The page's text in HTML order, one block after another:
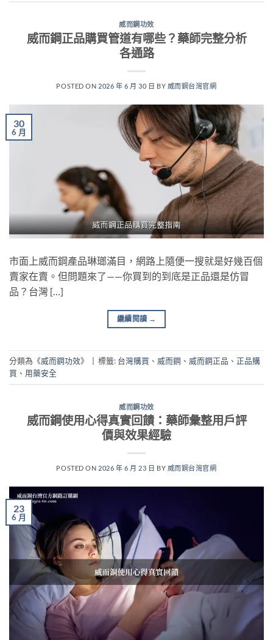
威而鋼功效
威而鋼正品購買管道有哪些？藥師完整分析
各通路
POSTED ON 2026 年 6 月 30 日 BY 威而鋼台灣官網
30
6 月
市面上威而鋼產品琳瑯滿目，網路上隨便一搜就是好幾百個
賣家在賣。但問題來了——你買到的到底是正品還是仿冒
品？台灣 […]
繼續閱讀 →
分類為《威而鋼功效》 標籤: 台灣購買 、 威而鋼 、 威而鋼正品 、 正品購
買 、 用藥安全
威而鋼功效
威而鋼使用心得真實回饋：藥師彙整用戶評
價與效果經驗
POSTED ON 2026 年 6 月 23 日 BY 威而鋼台灣官網
23
6 月